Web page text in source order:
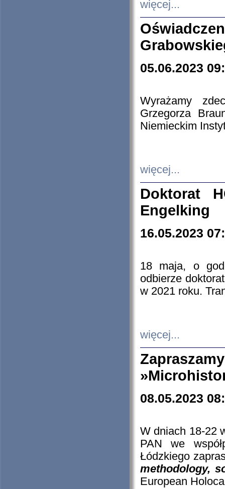
więcej...
05.06.2023
Wyrażamy
Grzegorza
Niemieckim
więcej...
Doktorat
Engelking
16.05.2023
18 maja, o
odbierze
w 2021 roku.
więcej...
08.05.2023
W dniach 18-22
PAN we
Łódzkiego
methodology,
European